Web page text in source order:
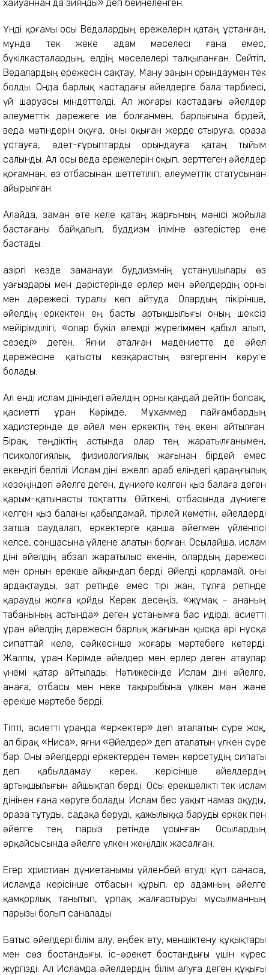
хайуаннан да зиянды» деп бейнеленген.
Үнді қоғамы осы Ведалардың ережелерін қатаң ұстанған,
мұнда тек жеке адам мәселесі ғана емес,
бүкілкасталардың, елдің мәселелері талқыланған. Сөйтіп,
Ведалардың ережесін сақтау, Ману заңын орындаумен тек
болды. Онда барлық кастадағы әйелдерге бала тәрбиесі,
үй шаруасы міндеттелді. Ал жоғары кастадағы әйелдер
әлеуметтік дәрежеге ие болғанмен, барлығына бірдей,
веда мәтіндерін оқуға, оны оқыған жерде отыруға, ораза
ұстауға, әдет-ғұрыптарды орындауға қатаң тыйым
салынды. Ал осы веда ережелерін оқып, зерттеген әйелдер
қоғамнан, өз отбасынан шеттетіліп, әлеуметтік статусынан
айырылған.
Алайда, заман өте келе қатаң жарғының мәнісі жойыла
бастағаны байқалып, буддизм іліміне өзгерістер ене
бастады.
Қазіргі кезде заманауи буддизмнің ұстанушылары өз
уағыздары мен дәрістерінде ерлер мен әйелдердің орны
мен дәрежесі туралы көп айтуда. Олардың пікірінше,
әйелдің еркектен ең басты артықшылығы оның шексіз
мейірімділігі, «олар бүкіл әлемді жүрегіммен қабыл алып,
сезеді» деген. Яғни аталған мәдениетте де әйел
дәрежесіне қатысты көзқарастың өзгергенін көруге
болады.
Ал енді ислам дініндегі әйелдің орны қандай дейтін болсақ,
қасиетті Құран Кәрімде, Мұхаммед пайғамбардың
хадистерінде де әйел мен еркектің тең екені айтылған.
Бірақ, теңдіктің астында олар тең жаратылғанымен,
психологиялық, физиологиялық жағынан бірдей емес
екендігі белгілі. Ислам діні ежелгі араб еліндегі қараңғылық
кезеңіндегі әйелге деген, дүниеге келген қыз балаға деген
қарым-қатынасты тоқтатты. Өйткені, отбасында дүниеге
келген қыз баланы қабылдамай, тірілей көметін, әйелдерді
затша саудалап, еркектерге қанша әйелмен үйленгісі
келсе, соншасына үйлене алатын болған. Осылайша, ислам
діні әйелдің абзал жаратылыс екенін, олардың дәрежесі
мен орнын ерекше айқындап берді. Әйелді қорламай, оны
ардақтауды, зат ретінде емес тірі жан, тұлға ретінде
қарауды жолға қойды. Керек десеңіз, «жұмақ – ананың
табанының астында» деген ұстанымға бас идірді. Қасиетті
Құран әйелдің дәрежесін барлық жағынан қысқа әрі нұсқа
сипаттай келе, сәйкесінше жоғары мәртебеге көтерді.
Жалпы, Құран Кәрімде әйелдер мен ерлер деген атаулар
үнемі қатар айтылады. Нәтижесінде Ислам діні әйелге,
анаға, отбасы мен неке тақырыбына үлкен мән және
ерекше мәртебе берді.
Тіпті, Қасиетті Құранда «еркектер» деп аталатын сүре жоқ,
ал бірақ «Ниса», яғни «Әйелдер» деп аталатын үлкен сүре
бар. Оны әйелдерді еркектерден төмен көрсетудің сипаты
деп қабылдамау керек, керісінше әйелдердің
артықшылығын айшықтап берді. Осы ерекшелікті тек ислам
дінінен ғана көруге болады. Ислам бес уақыт намаз оқуды,
ораза тұтуды, садақа беруді, қажылыққа баруды еркек пен
әйелге тең парыз ретінде ұсынған. Осылардың
әрқайсысында әйелге үлкен жеңілдік жасалған.
Егер христиан дүниетанымы үйленбей өтуді құп санаса,
исламда керісінше отбасын құрып, ер адамның әйелге
қамқорлық танытып, ұрпақ жалғастыруы мұсылманның
парызы болып саналады.
Батыс әйелдері білім алу, еңбек ету, меншіктену құқықтары
мен сөз бостандығы, іс-әрекет бостандығы үшін күрес
жүргізді. Ал Исламда әйелдердің білім алуға деген құқығы